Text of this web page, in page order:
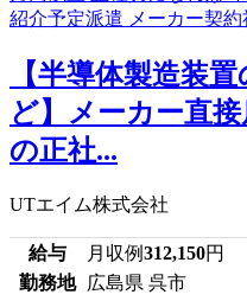
【半導体製造装
ど】メーカー直
の正社...
UTエイム株式会社
給与 月収例312,150円
勤務地
広島県 呉市